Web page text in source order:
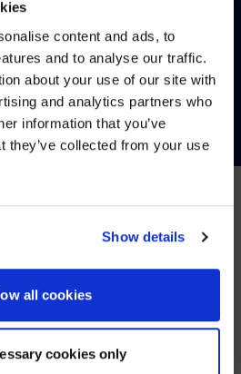
content and ads, to
and to analyse our traffic.
about your use of our site with
and analytics partners who
information that you’ve
they’ve collected from your use
Show details
all cookies
cookies only
YOU'RE IN USA.
instead?
ON THIS SITE